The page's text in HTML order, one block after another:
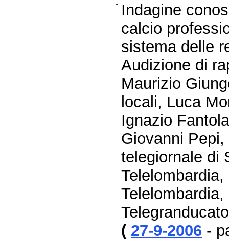
Indagine
calcio
sistema delle
Audizione di
Maurizio
locali, Luca
Ignazio
Giovanni
telegiornale di
Telegranducato
( 27-9-2006 -